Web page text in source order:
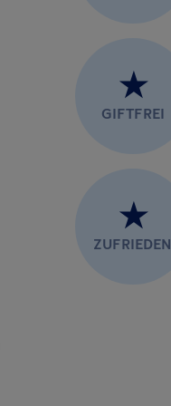
★
GIFTFREI
★
ZUFRIEDEN